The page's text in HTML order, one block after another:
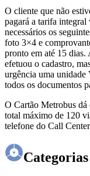
O cliente que não
pagará a tarifa integral
necessários os
foto 3×4 e
pronto em até 15
efetuou o cadastro,
urgência uma unidade
todos os documentos
O Cartão Metrobus dá
total máximo de 120
telefone do Call
Categorias